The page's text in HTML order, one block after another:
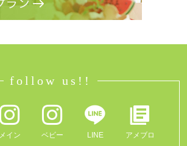
follow us!!
メイン ベビー LINE アメブロ